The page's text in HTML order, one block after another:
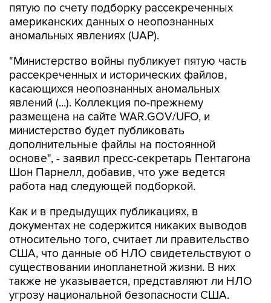
пятую по счету подборку рассекреченных
американских данных о неопознанных
аномальных явлениях (UAP).
"Министерство войны публикует пятую часть
рассекреченных и исторических файлов,
касающихся неопознанных аномальных
явлений (...). Коллекция по-прежнему
размещена на сайте WAR.GOV/UFO, и
министерство будет публиковать
дополнительные файлы на постоянной
основе", - заявил пресс-секретарь Пентагона
Шон Парнелл, добавив, что уже ведется
работа над следующей подборкой.
Как и в предыдущих публикациях, в
документах не содержится никаких выводов
относительно того, считает ли правительство
США, что данные об НЛО свидетельствуют о
существовании инопланетной жизни. В них
также не указывается, представляют ли НЛО
угрозу национальной безопасности США.